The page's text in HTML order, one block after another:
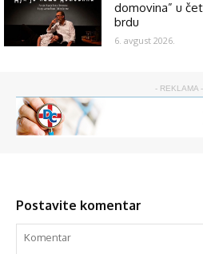
domovina” u
brdu
6. avgust 2026.
- REKLAMA -
Postavite komentar